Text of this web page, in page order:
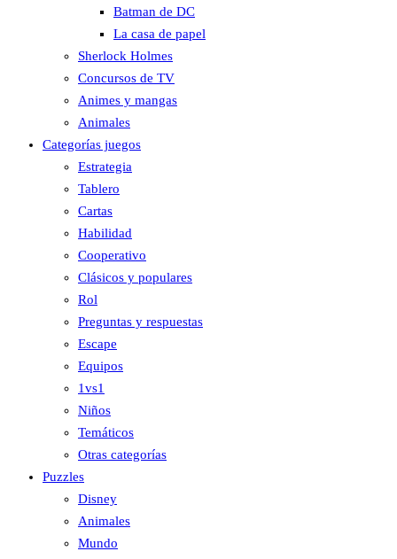
Batman de DC
La casa de papel
Sherlock Holmes
Concursos de TV
Animes y mangas
Animales
Categorías juegos
Estrategia
Tablero
Cartas
Habilidad
Cooperativo
Clásicos y populares
Rol
Preguntas y respuestas
Escape
Equipos
1vs1
Niños
Temáticos
Otras categorías
Puzzles
Disney
Animales
Mundo